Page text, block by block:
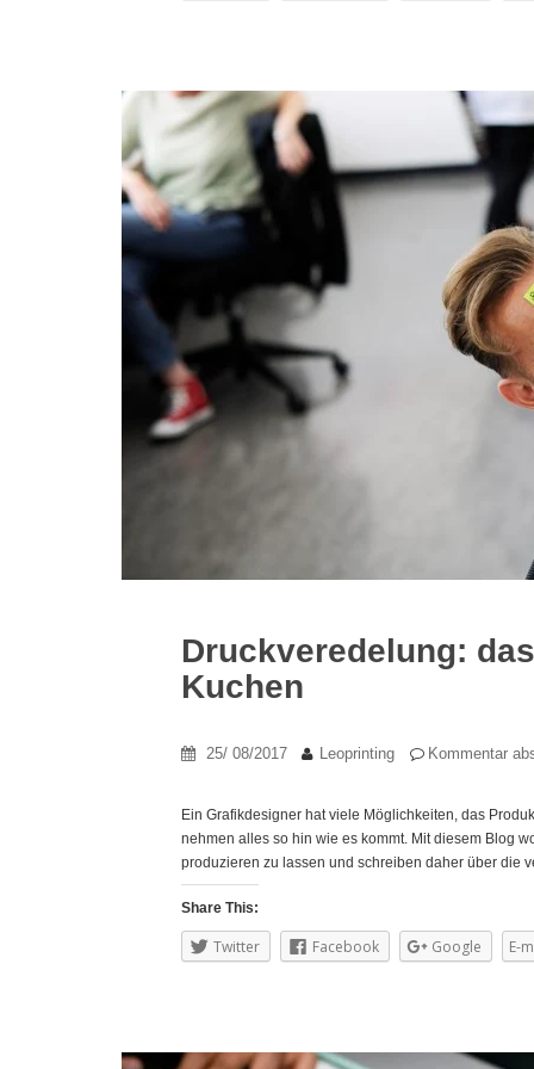
Druckveredelung:
Kuchen
25/ 08/2017 Leoprinting Kommentar
Ein Grafikdesigner hat viele Möglichkeiten, das
nehmen alles so hin wie es kommt. Mit diesem Blog
produzieren zu lassen und schreiben daher über die
Share This:
Twitter Facebook Google E-